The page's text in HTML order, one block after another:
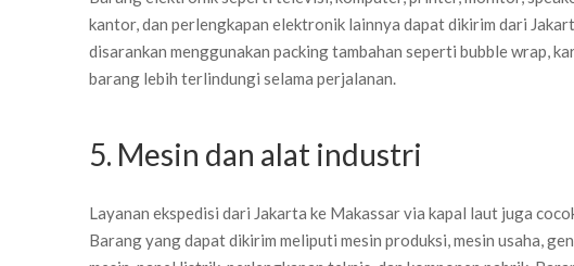
kantor, dan perlengkapan elektronik lainnya dapat dikirim dari
disarankan menggunakan packing tambahan seperti bubble wrap,
barang lebih terlindungi selama perjalanan.
5. Mesin dan alat industri
Layanan ekspedisi dari Jakarta ke Makassar via kapal laut juga
Barang yang dapat dikirim meliputi mesin produksi, mesin usaha,